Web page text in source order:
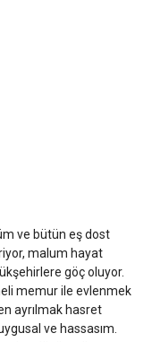
ve bütün eş dost
malum hayat
göç oluyor.
memur ile evlenmek
ayrılmak hasret
ve hassasım.